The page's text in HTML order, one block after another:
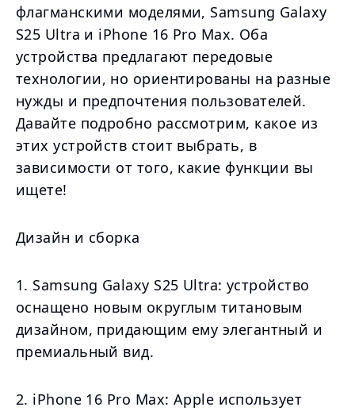
флагманскими моделями, Samsung Galaxy
S25 Ultra и iPhone 16 Pro Max. Оба
устройства предлагают передовые
технологии, но ориентированы на разные
нужды и предпочтения пользователей.
Давайте подробно рассмотрим, какое из
этих устройств стоит выбрать, в
зависимости от того, какие функции вы
ищете!
Дизайн и сборка
1. Samsung Galaxy S25 Ultra: устройство
оснащено новым округлым титановым
дизайном, придающим ему элегантный и
премиальный вид.
2. iPhone 16 Pro Max: Apple использует